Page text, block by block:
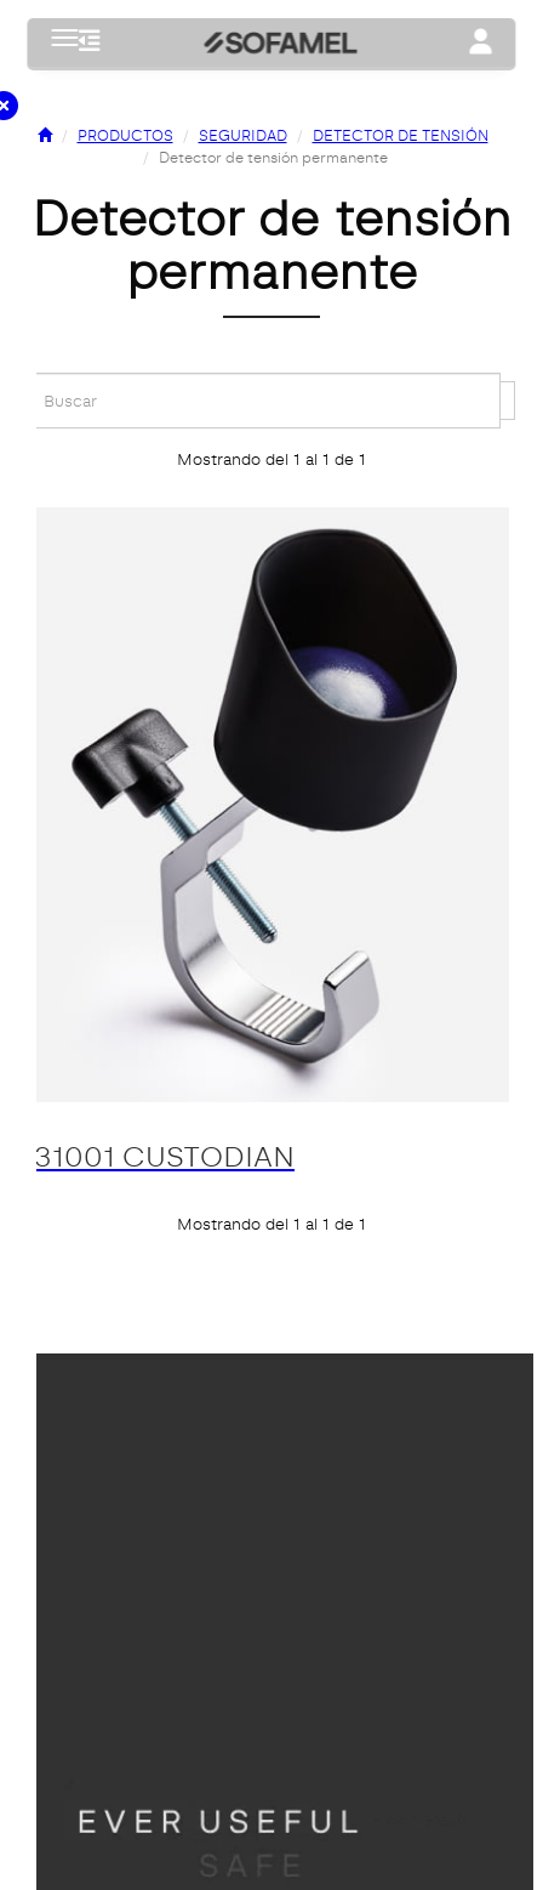
Toggle navigation Toggle
PRODUCTOS SEGURIDAD
DETECTOR DE TENSIÓN
Detector de tensión permanente
detector de tensión
permanente
Mostrando del 1 al 1 de 1
31001 CUSTODIAN
Mostrando del 1 al 1 de 1